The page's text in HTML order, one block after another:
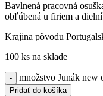
Bavlnená pracovná
obľúbená u firiem a
Krajina pôvodu
100 ks na sklade
množstvo Junák new
Pridať do košíka